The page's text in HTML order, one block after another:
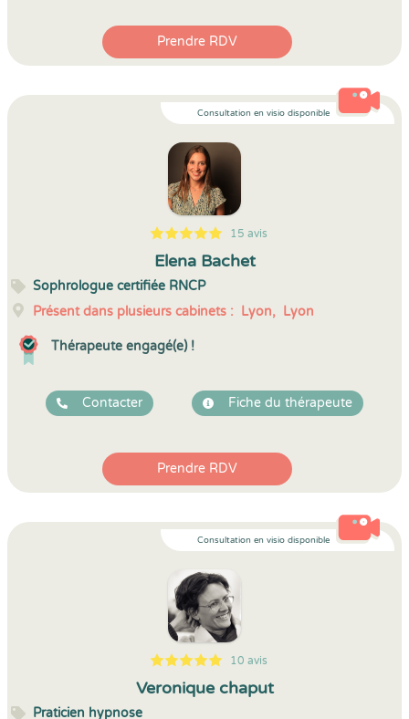
Prendre RDV
Consultation en visio disponible
5
1
5
15 15 avis
Elena Bachet
Sophrologue certifiée RNCP
Présent dans plusieurs cabinets : Lyon, Lyon
Thérapeute engagé(e) !
Contacter Fiche du thérapeute
Prendre RDV
Consultation en visio disponible
5
1
5
10 10 avis
Veronique chaput
Praticien hypnose